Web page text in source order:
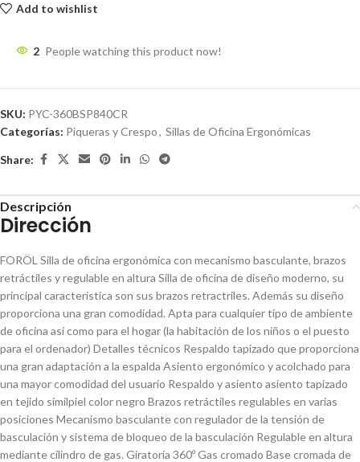
Add to wishlist
2 People watching this product now!
SKU: PYC-360BSP840CR
Categorías: Piqueras y Crespo, Sillas de Oficina Ergonómicas
Share:
Descripción
Dirección
FORÖL Silla de oficina ergonómica con mecanismo basculante, brazos
retráctiles y regulable en altura Silla de oficina de diseño moderno, su
principal caracteristica son sus brazos retractriles. Además su diseño
proporciona una gran comodidad. Apta para cualquier tipo de ambiente
de oficina así como para el hogar (la habitación de los niños o el puesto
para el ordenador) Detalles técnicos Respaldo tapizado que proporciona
una gran adaptación a la espalda Asiento ergonómico y acolchado para
una mayor comodidad del usuario Respaldo y asiento asiento tapizado
en tejido símilpiel color negro Brazos retráctiles regulables en varias
posiciones Mecanismo basculante con regulador de la tensión de
basculación y sistema de bloqueo de la basculación Regulable en altura
mediante cilindro de gas. Giratoria 360º Gas cromado Base cromada de